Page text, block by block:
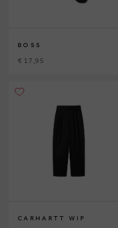
BOSS
€ 17,95
CARHARTT WIP